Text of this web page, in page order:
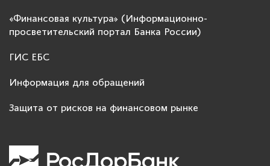
«Финансовая культура» (Информационно-
просветительский портал Банка России)
ГИС ЕБС
Информация для обращений
Защита от рисков на финансовом рынке